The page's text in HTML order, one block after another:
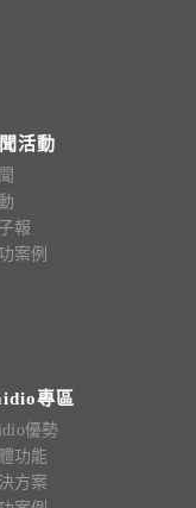
活動
報
案例
專區
優勢
功能
方案